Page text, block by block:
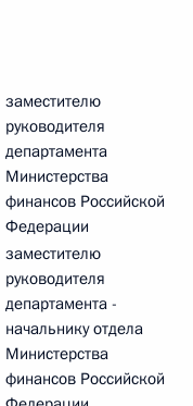
заместителю
руководителя
департамента
Министерства
финансов Российской
Федерации
заместителю
руководителя
департамента -
начальнику отдела
Министерства
финансов Российской